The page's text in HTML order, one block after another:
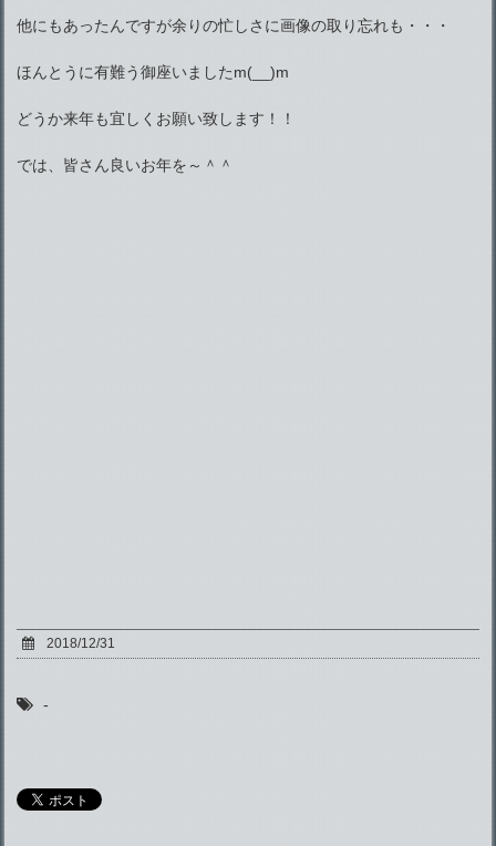
他にもあったんですが余りの忙しさに画像の取り忘れも・・・
ほんとうに有難う御座いましたm(__)m
どうか来年も宜しくお願い致します！！
では、皆さん良いお年を～＾＾
2018/12/31
-